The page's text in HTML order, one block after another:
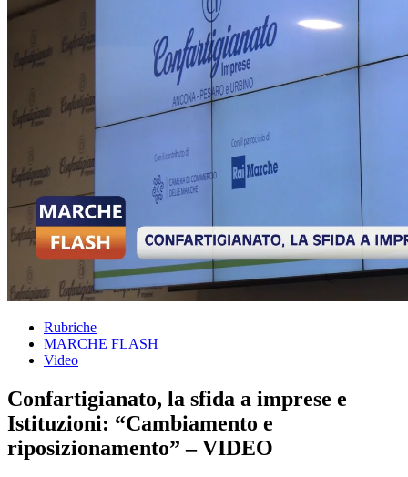
Rubriche
MARCHE FLASH
Video
Confartigianato, la sfida a imprese e
Istituzioni: “Cambiamento e
riposizionamento” – VIDEO